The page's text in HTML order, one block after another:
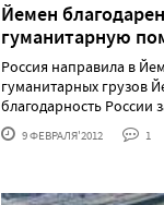
Йемен
гуманитарную
Россия направила в
гуманитарных грузов
благодарность России
9 ФЕВРАЛЯ'2012 1